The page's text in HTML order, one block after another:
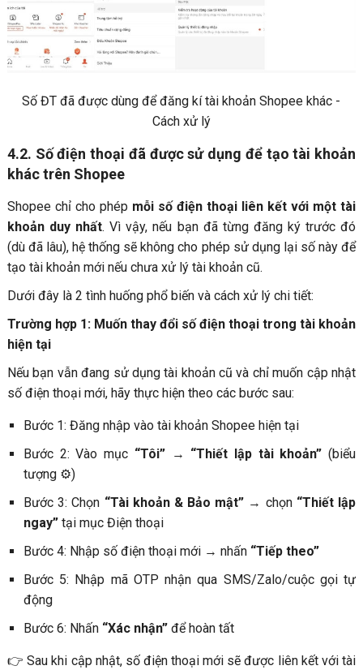
Số ĐT đã được dùng để đăng kí tài khoản Shopee khác -
Cách xử lý
4.2. Số điện thoại đã được sử dụng để tạo tài khoản
khác trên Shopee
Shopee chỉ cho phép mỗi số điện thoại liên kết với một tài
khoản duy nhất. Vì vậy, nếu bạn đã từng đăng ký trước đó
(dù đã lâu), hệ thống sẽ không cho phép sử dụng lại số này để
tạo tài khoản mới nếu chưa xử lý tài khoản cũ.
Dưới đây là 2 tình huống phổ biến và cách xử lý chi tiết:
Trường hợp 1: Muốn thay đổi số điện thoại trong tài khoản
hiện tại
Nếu bạn vẫn đang sử dụng tài khoản cũ và chỉ muốn cập nhật
số điện thoại mới, hãy thực hiện theo các bước sau:
Bước 1: Đăng nhập vào tài khoản Shopee hiện tại
Bước 2: Vào mục “Tôi”→ “Thiết lập tài khoản” (biểu
tượng ⚙)
Bước 3: Chọn “Tài khoản & Bảo mật” → chọn “Thiết lập
ngay”tại mục Điện thoại
Bước 4: Nhập số điện thoại mới → nhấn “Tiếp theo”
Bước 5: Nhập mã OTP nhận qua SMS/Zalo/cuộc gọi tự
động
Bước 6: Nhấn “Xác nhận”để hoàn tất
👉 Sau khi cập nhật, số điện thoại mới sẽ được liên kết với tài